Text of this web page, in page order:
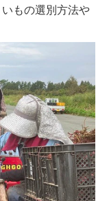
もの選別方法や